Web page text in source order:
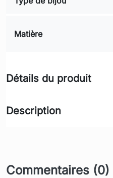
Matière
Détails du produit
Description
Commentaires (0)